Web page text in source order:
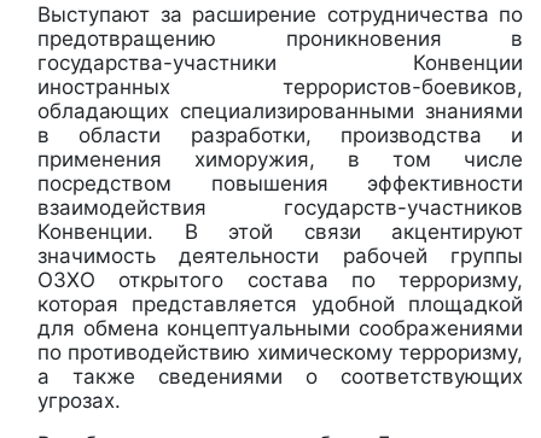
Выступают за расширение сотрудничества по
предотвращению проникновения в
государства-участники Конвенции
иностранных террористов-боевиков,
обладающих специализированными знаниями
в области разработки, производства и
применения химоружия, в том числе
посредством повышения эффективности
взаимодействия государств-участников
Конвенции. В этой связи акцентируют
значимость деятельности рабочей группы
ОЗХО открытого состава по терроризму,
которая представляется удобной площадкой
для обмена концептуальными соображениями
по противодействию химическому терроризму,
а также сведениями о соответствующих
угрозах.